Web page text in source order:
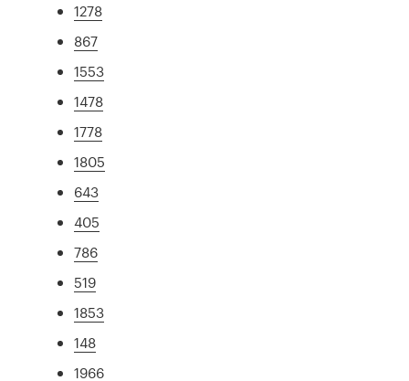
1278
867
1553
1478
1778
1805
643
405
786
519
1853
148
1966